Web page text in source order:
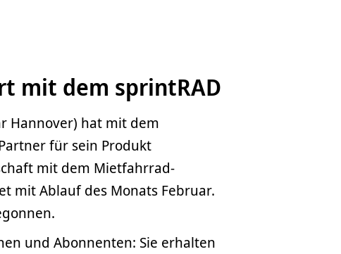
mit dem sprintRAD
Hannover) hat mit dem
für sein Produkt
mit dem Mietfahrrad-
mit Ablauf des Monats Februar.
und Abonnenten: Sie erhalten